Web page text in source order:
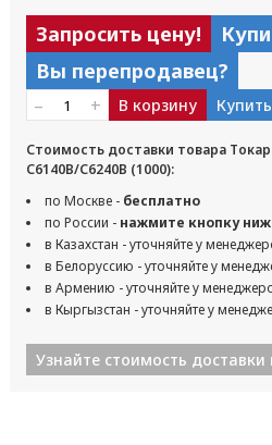
Запросить цену!
Вы перепродавец?
– + В корзину
Стоимость доставки товара
С6140В/С6240В (1000):
по Москве - бесплатно
по России - нажмите кнопку
в Казахстан - уточняйте у
в Белоруссию - уточняйте у
в Армению - уточняйте у
в Кыргызстан - уточняйте у
Узнайте стоимость